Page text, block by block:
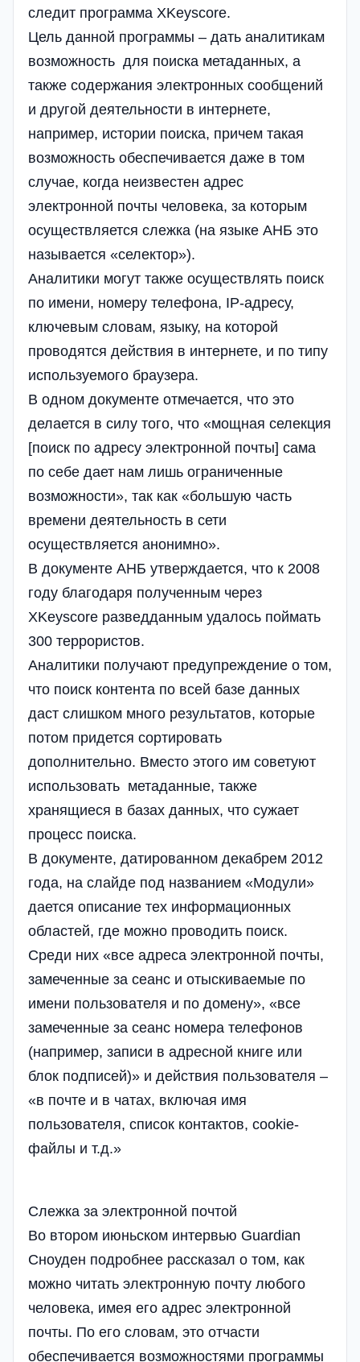
следит программа XKeyscore.
Цель данной программы – дать аналитикам
возможность для поиска метаданных, а
также содержания электронных сообщений
и другой деятельности в интернете,
например, истории поиска, причем такая
возможность обеспечивается даже в том
случае, когда неизвестен адрес
электронной почты человека, за которым
осуществляется слежка (на языке АНБ это
называется «селектор»).
Аналитики могут также осуществлять поиск
по имени, номеру телефона, IP-адресу,
ключевым словам, языку, на которой
проводятся действия в интернете, и по типу
используемого браузера.
В одном документе отмечается, что это
делается в силу того, что «мощная селекция
[поиск по адресу электронной почты] сама
по себе дает нам лишь ограниченные
возможности», так как «большую часть
времени деятельность в сети
осуществляется анонимно».
В документе АНБ утверждается, что к 2008
году благодаря полученным через
XKeyscore разведданным удалось поймать
300 террористов.
Аналитики получают предупреждение о том,
что поиск контента по всей базе данных
даст слишком много результатов, которые
потом придется сортировать
дополнительно. Вместо этого им советуют
использовать метаданные, также
хранящиеся в базах данных, что сужает
процесс поиска.
В документе, датированном декабрем 2012
года, на слайде под названием «Модули»
дается описание тех информационных
областей, где можно проводить поиск.
Среди них «все адреса электронной почты,
замеченные за сеанс и отыскиваемые по
имени пользователя и по домену», «все
замеченные за сеанс номера телефонов
(например, записи в адресной книге или
блок подписей)» и действия пользователя –
«в почте и в чатах, включая имя
пользователя, список контактов, cookie-
файлы и т.д.»
Слежка за электронной почтой
Во втором июньском интервью Guardian
Сноуден подробнее рассказал о том, как
можно читать электронную почту любого
человека, имея его адрес электронной
почты. По его словам, это отчасти
обеспечивается возможностями программы